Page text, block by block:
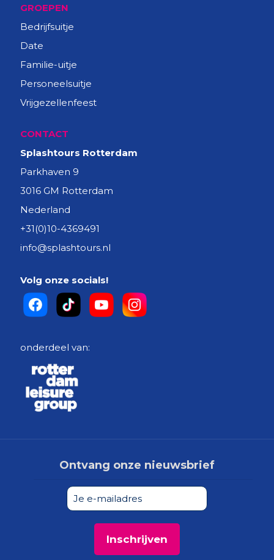
GROEPEN
Bedrijfsuitje
Date
Familie-uitje
Personeelsuitje
Vrijgezellenfeest
CONTACT
Splashtours Rotterdam
Parkhaven 9
3016 GM Rotterdam
Nederland
+31(0)10-4369491
info@splashtours.nl
Volg onze socials!
onderdeel van:
Ontvang onze nieuwsbrief